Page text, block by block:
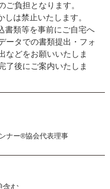
負担となります。
は禁止いたします。
書類等を事前にご自宅へ
ータでの書類提出・フォ
などをお願いいたしま
了後にご案内いたしま
ナー®協会代表理事
む